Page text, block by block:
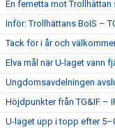
En femetta mot
Inför: Trollhättans BoIS –
Tack för i år och
Elva mål när U-laget vann
Ungdomsavdelningen
Höjdpunkter från TG&IF –
U-laget upp i topp efter